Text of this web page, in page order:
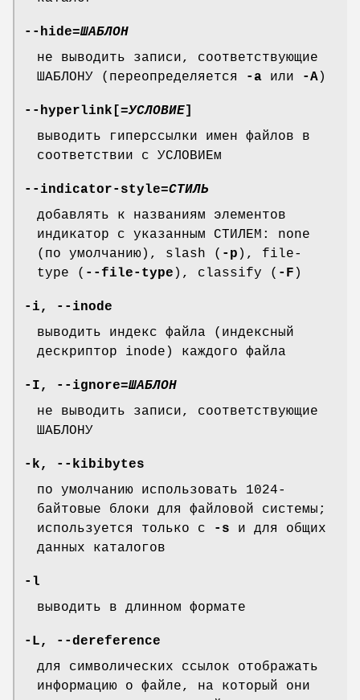
--hide=ШАБЛОН
не выводить записи, соответствующие
ШАБЛОНУ (переопределяется
-a или -A)
--hyperlink [=УСЛОВИЕ]
выводить гиперссылки имен файлов в
соответствии с УСЛОВИЕм
--indicator-style=СТИЛЬ
добавлять к названиям элементов
индикатор с указанным СТИЛЕМ: none
(по умолчанию), slash ( -p ), file-
type ( --file-type ), classify ( -F )
-i ,
--inode
выводить индекс файла (индексный
дескриптор inode) каждого файла
-I , --ignore=ШАБЛОН
не выводить записи, соответствующие
ШАБЛОНУ
-k ,
--kibibytes
по умолчанию использовать 1024-
байтовые блоки для файловой системы;
используется только с
-s и для общих
данных каталогов
-l
выводить в длинном формате
-L ,
--dereference
для символических ссылок отображать
информацию о файле, на который они